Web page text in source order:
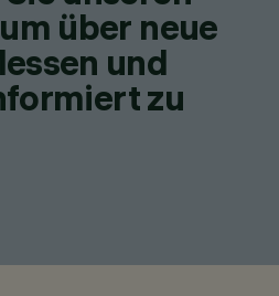
über neue
und
zu